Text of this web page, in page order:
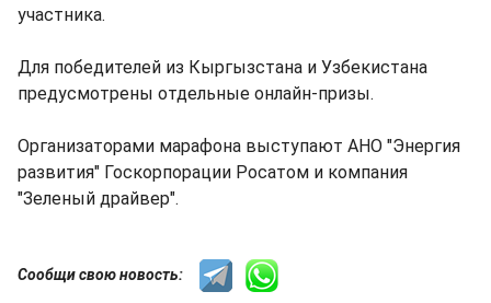
участника.
Для победителей из Кыргызстана и Узбекистана
предусмотрены отдельные онлайн-призы.
Организаторами марафона выступают АНО "Энергия
развития" Госкорпорации Росатом и компания
"Зеленый драйвер".
Сообщи свою новость: